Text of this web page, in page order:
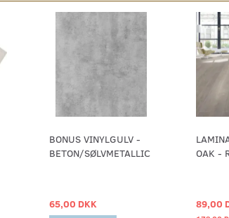
BONUS VINYLGULV -
BETON/SØLVMETALLIC
65,00 DKK
OAK -
89,00